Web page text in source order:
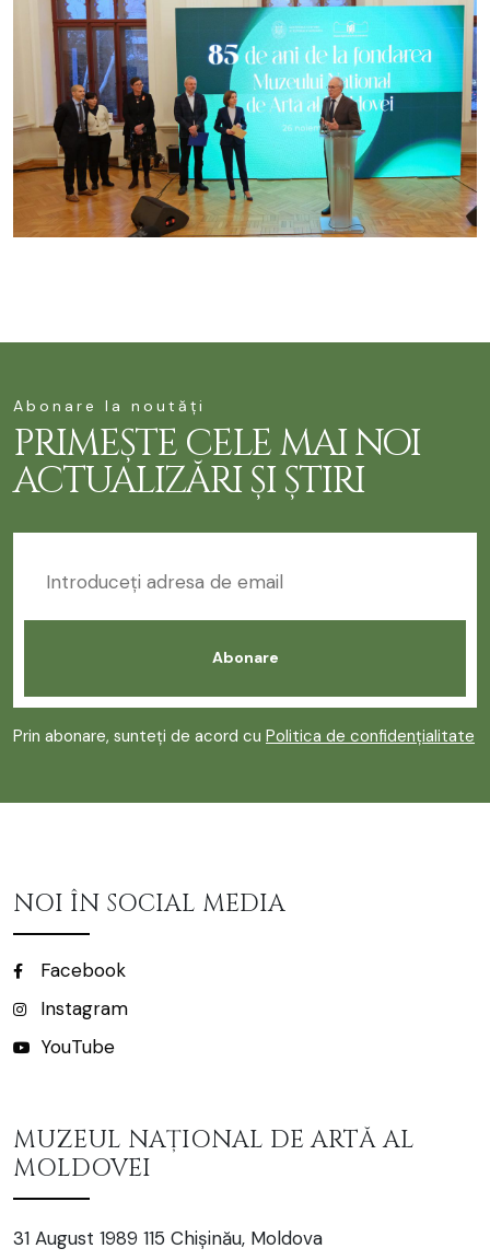
Abonare la noutăți
PRIMEȘTE CELE MAI NOI
ACTUALIZĂRI ȘI ȘTIRI
Prin abonare, sunteți de acord cu Politica de confidențialitate
NOI ÎN SOCIAL MEDIA
Facebook
Instagram
YouTube
MUZEUL NAȚIONAL DE ARTĂ AL
MOLDOVEI
31 August 1989 115 Chișinău, Moldova